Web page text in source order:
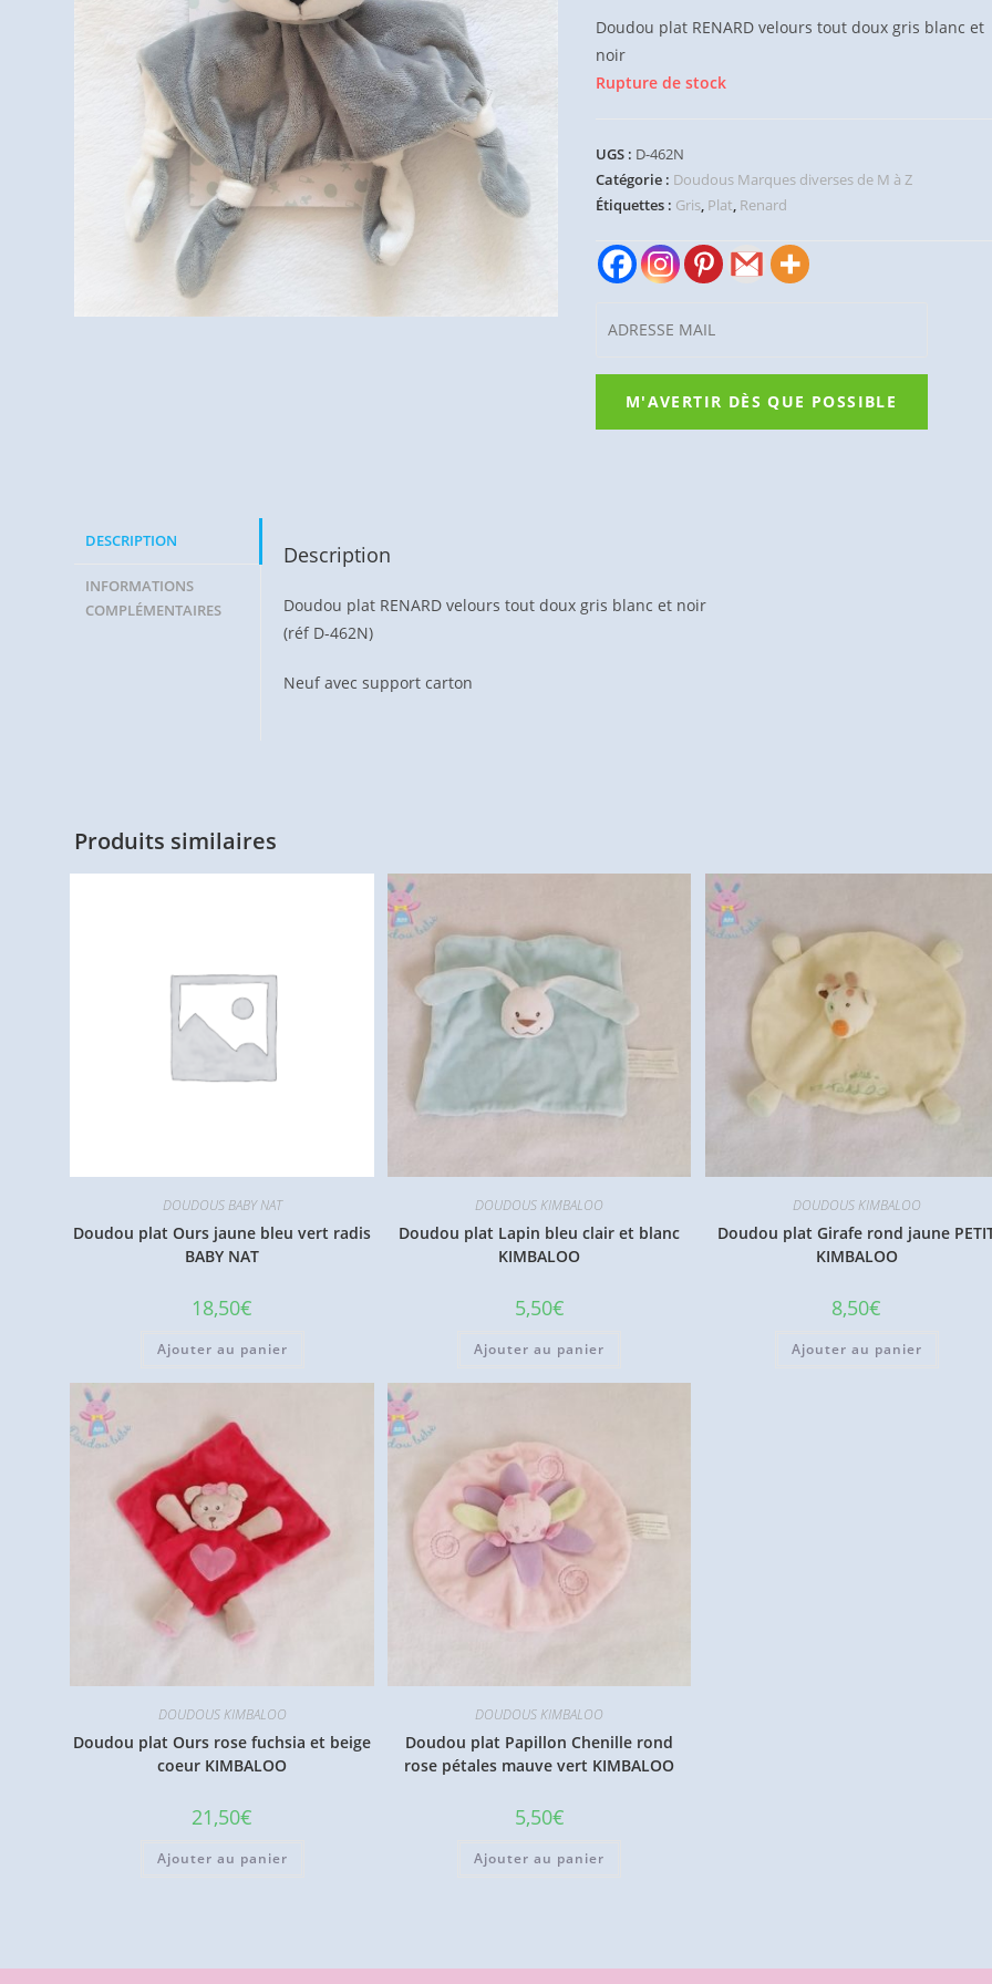
Doudou plat RENARD velours tout doux gris blanc et
noir
Rupture de stock
UGS : D-462N
Catégorie : Doudous Marques diverses de M à Z
Étiquettes : Gris, Plat, Renard
DESCRIPTION
INFORMATIONS
COMPLÉMENTAIRES
Description
Doudou plat RENARD velours tout doux gris blanc et noir
(réf D-462N)
Neuf avec support carton
Produits similaires
DOUDOUS BABY NAT
Doudou plat Ours jaune bleu vert radis
BABY NAT
18,50€
Ajouter au panier
DOUDOUS KIMBALOO
Doudou plat Lapin bleu clair et blanc
KIMBALOO
5,50€
Ajouter au panier
DOUDOUS KIMBALOO
Doudou plat Girafe rond jaune
KIMBALOO
8,50€
Ajouter au panier
DOUDOUS KIMBALOO
Doudou plat Ours rose fuchsia et beige
coeur KIMBALOO
21,50€
Ajouter au panier
DOUDOUS KIMBALOO
Doudou plat Papillon Chenille rond
rose pétales mauve vert KIMBALOO
5,50€
Ajouter au panier